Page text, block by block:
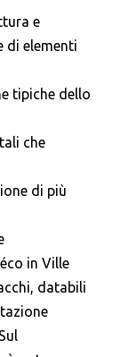
e
di elementi
tipiche dello
che
di più
in Ville
databili